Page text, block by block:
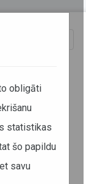
obligāti
statistikas
šo papildu
savu